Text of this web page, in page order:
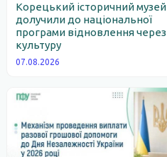
Корецький історичний музей
долучили до національної
програми відновлення через
культуру
07.08.2026